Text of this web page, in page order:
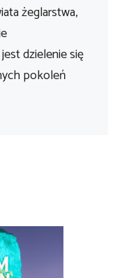
żeglarstwa,
dzielenie się
pokoleń